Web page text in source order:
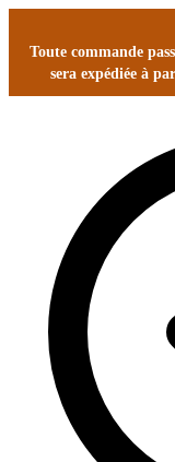
Toute commande
sera expédiée à